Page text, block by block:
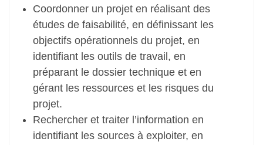
Coordonner un projet en réalisant des
études de faisabilité, en définissant les
objectifs opérationnels du projet, en
identifiant les outils de travail, en
préparant le dossier technique et en
gérant les ressources et les risques du
projet.
Rechercher et traiter l’information en
identifiant les sources à exploiter, en